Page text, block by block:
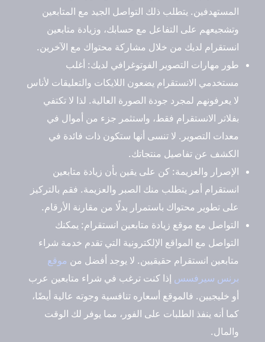
المستهدفين. يتطلب ذلك التواصل الجيد مع المتابعين
وتشجيعهم على التفاعل مع حسابك، وزيادة متابعين
انستقرام لديك من خلال مشاركة محتواك مع الآخرين.
طور مهارات التصوير الفوتوغرافي لديك: أغلب
مستخدمي الانستقرام يضعون اللايكات والتعليقات لأناس
لا يعرفونهم لمجرد جودة الصورة العالية. لذا لا تكتفي
بفلاتر الانستقرام فقط، واستثمر جزء من أموال في
معدات التصوير. لا تنسى أنها ستكون ذات فائدة في
الكشف عن تفاصيل منتجاتك.
الإصرار والعزيمة: كن على يقين بأن زيادة متابعين
انستقرام أمر يتطلب منك الصبر والعزيمة. فقم بالتركيز
على تطوير محتواك باستمرار بدلًا من مقارنة الأرقام.
التواصل مع موقع زيادة متابعين انستقرام: يمكنك
التواصل مع المواقع الإلكترونية التي تقدم خدمة شراء
متابعين انستقرام حقيقيين. لا يوجد أفضل من موقع
برنس سيرفسس إذا كنت ترغب في شراء متابعين عرب
أو خليجيين. فالموقع أسعاره تنافسية وجوته عالية أيضًا،
كما أنه ينفذ الطلبات على الفور، مما يوفر لك الوقت
والمال.